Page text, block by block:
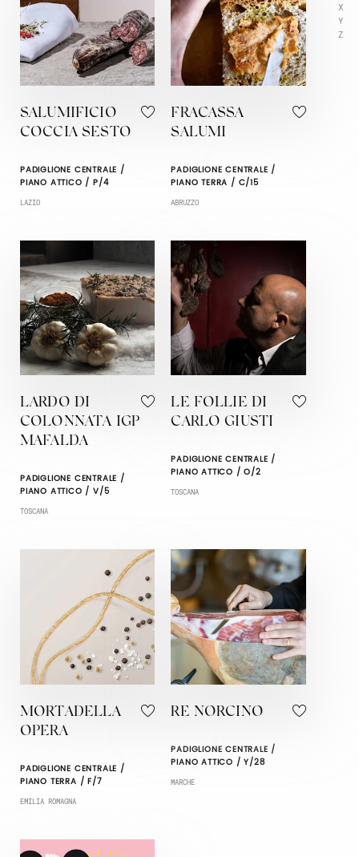
X
Y
Z
SALUMIFICIO
COCCIA SESTO
PADIGLIONE CENTRALE /
PIANO ATTICO / P/4
LAZIO
FRACASSA
SALUMI
PADIGLIONE CENTRALE /
PIANO TERRA / C/15
ABRUZZO
LARDO DI
COLONNATA IGP
MAFALDA
PADIGLIONE CENTRALE /
PIANO ATTICO / V/5
TOSCANA
LE FOLLIE DI
CARLO GIUSTI
PADIGLIONE CENTRALE /
PIANO ATTICO / O/2
TOSCANA
MORTADELLA
OPERA
PADIGLIONE CENTRALE /
PIANO TERRA / F/7
EMILIA ROMAGNA
RE NORCINO
PADIGLIONE CENTRALE /
PIANO ATTICO / Y/28
MARCHE